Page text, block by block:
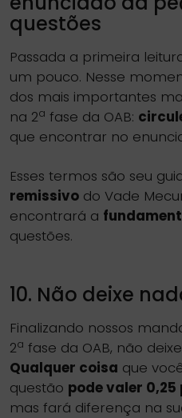
questões
Passada a primeira
um pouco. Nesse
dos mais importantes
na 2a fase da OAB:
que encontrar no
Esses termos são seu
remissivo do Vade
encontrará a
questões.
10. Não deixe
Finalizando nossos
2a fase da OAB, não
Qualquer coisa que
questão pode valer 0,25
mas fará diferença na